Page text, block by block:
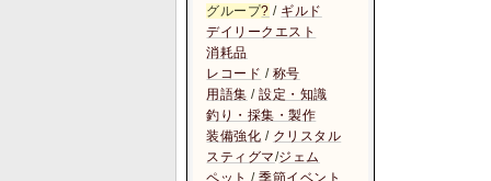
グループ? / ギルド
デイリークエスト
消耗品
レコード / 称号
用語集 /設定・知識
釣り・採集・製作
装備強化 / クリスタル
スティグマ/ジェム